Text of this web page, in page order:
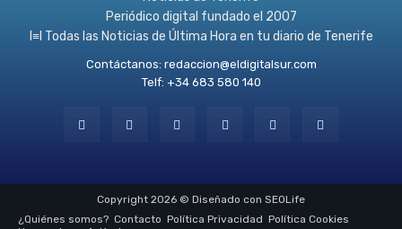
Periódico digital fundado el 2007
l≡l Todas las Noticias de Última Hora en tu diario de Tenerife
Contáctanos: redaccion@eldigitalsur.com
Telf: +34 683 580 140
Copyright 2026 © Diseñado con SEOLife
¿Quiénes somos? Contacto Política Privacidad Política Cookies